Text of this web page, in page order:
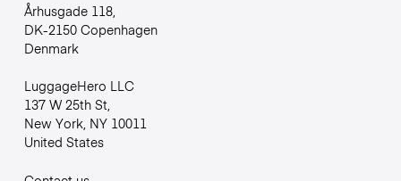
Århusgade 118,
DK-2150 Copenhagen
Denmark
LuggageHero LLC
137 W 25th St,
New York, NY 10011
United States